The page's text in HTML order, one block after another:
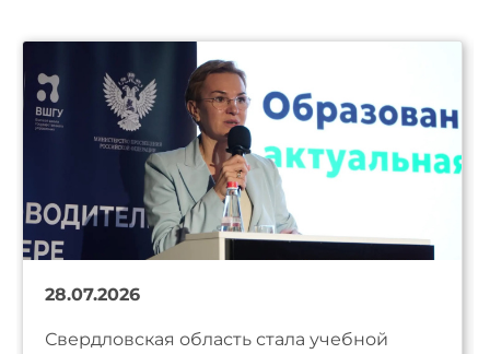
28.07.2026
Свердловская область стала учебной